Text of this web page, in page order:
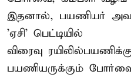
இதனால், பயணியர்
'ஏசி' பெட்டியில்
விரைவு
பயணியருக்கும்